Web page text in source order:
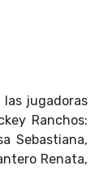
jugadoras
Ranchos:
Sebastiana,
Renata,